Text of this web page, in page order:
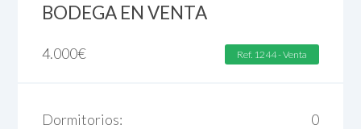
BODEGA EN VENTA
4.000€ Ref. 1244 - Venta
Dormitorios:
0